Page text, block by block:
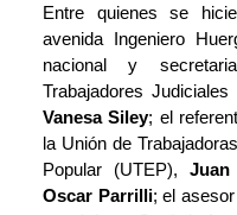
Entre quienes se
avenida Ingeniero
nacional y
Trabajadores
Vanesa Siley; el
la Unión de
Popular (UTEP),
Oscar Parrilli; el